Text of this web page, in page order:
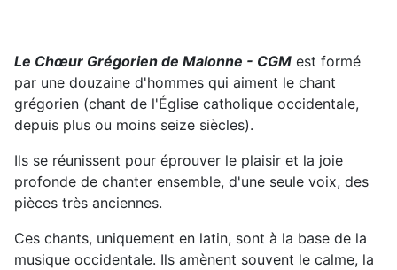
Le Chœur Grégorien de Malonne - CGM est formé
par une douzaine d'hommes qui aiment le chant
grégorien (chant de l'Église catholique occidentale,
depuis plus ou moins seize siècles).
Ils se réunissent pour éprouver le plaisir et la joie
profonde de chanter ensemble, d'une seule voix, des
pièces très anciennes.
Ces chants, uniquement en latin, sont à la base de la
musique occidentale. Ils amènent souvent le calme, la